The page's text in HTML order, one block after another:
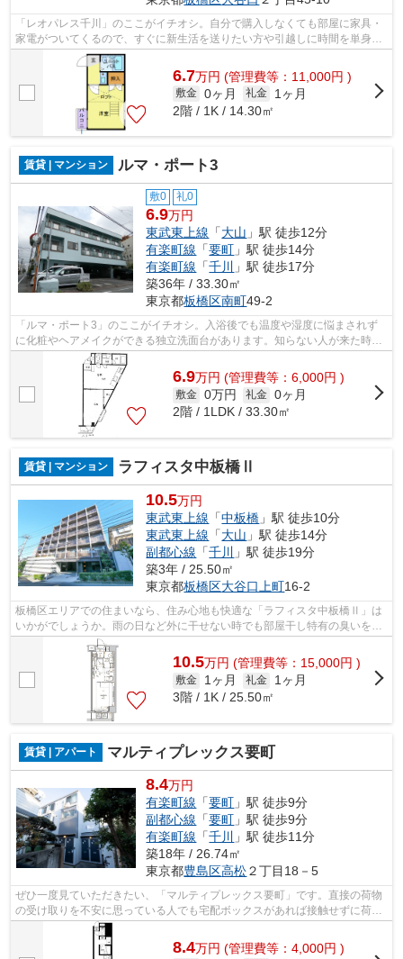
「レオパレス千川」のここがイチオシ。自分で購入しなくても部屋に家具・
家電がついてくるので、すぐに新生活を送りたい方や引越しに時間を単身赴
任の方に人気です。新しい生活にお勧...
6.7万円 (管理費等：11,000円 )
敷金 0ヶ月 礼金
1ヶ月
2階 / 1K / 14.30㎡
賃貸 | マンション ルマ・ポート3
敷0 礼0
6.9万円
東武東上線 「大山 」駅 徒歩12分
有楽町線 「要町 」駅 徒歩14分
有楽町線 「千川
」駅 徒歩17分
築36年 / 33.30㎡
東京都板橋区南町49-2
「ルマ・ポート3」のここがイチオシ。入浴後でも温度や湿度に悩まされず
に化粧やヘアメイクができる独立洗面台があります。知らない人が来た時で
も玄関を開ける必要がなくなるモニター...
6.9万円 (管理費等：6,000円 )
敷金 0万円 礼金 0ヶ月
2階 / 1LDK / 33.30㎡
賃貸 | マンション ラフィスタ中板橋Ⅱ
10.5万円
東武東上線 「中板橋 」駅 徒歩10分
東武東上線 「大山 」駅 徒歩14分
副都心線 「千川
」駅 徒歩19分
築3年 / 25.50㎡
東京都板橋区大谷口上町16-2
板橋区エリアでの住まいなら、住み心地も快適な「ラフィスタ中板橋Ⅱ」は
いかがでしょうか。雨の日など外に干せない時でも部屋干し特有の臭いを防
げる、浴室乾燥機を備え付けています。...
10.5万円 (管理費等：15,000円 )
敷金 1ヶ月 礼金
1ヶ月
3階 / 1K / 25.50㎡
賃貸 | アパート マルティプレックス要町
8.4万円
有楽町線 「要町 」駅 徒歩9分
副都心線 「要町 」駅 徒歩9分
有楽町線 「千川
」駅 徒歩11分
築18年 / 26.74㎡
東京都豊島区高松２丁目18－5
ぜひ一度見ていただきたい、「マルティプレックス要町」です。直接の荷物
の受け取りを不安に思っている人でも宅配ボックスがあれば接触せずに荷物
を受け取ることができます。新しい生...
8.4万円 (管理費等：4,000円 )